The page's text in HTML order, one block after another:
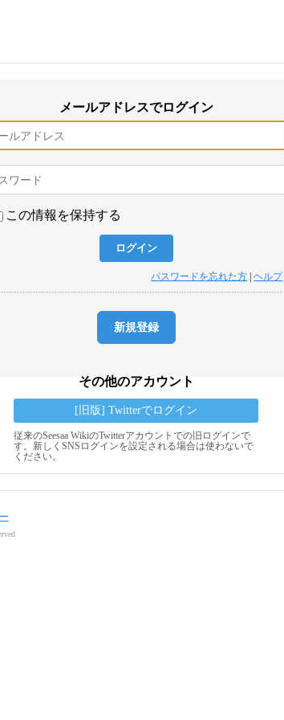
メールアドレスでログイン
この情報を保持する
パスワードを忘れた方 |ヘルプ
新規登録
その他のアカウント
[旧版] Twitterでログイン
従来のSeesaa WikiのTwitterアカウントでの旧ログインで
す。新しくSNSログインを設定される場合は使わないで
ください。